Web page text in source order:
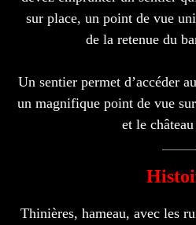
sur place, un point de vue
de la retenue du
Un sentier permet d’accéder
un magnifique point de vue
et le
Thinières, hameau, avec les